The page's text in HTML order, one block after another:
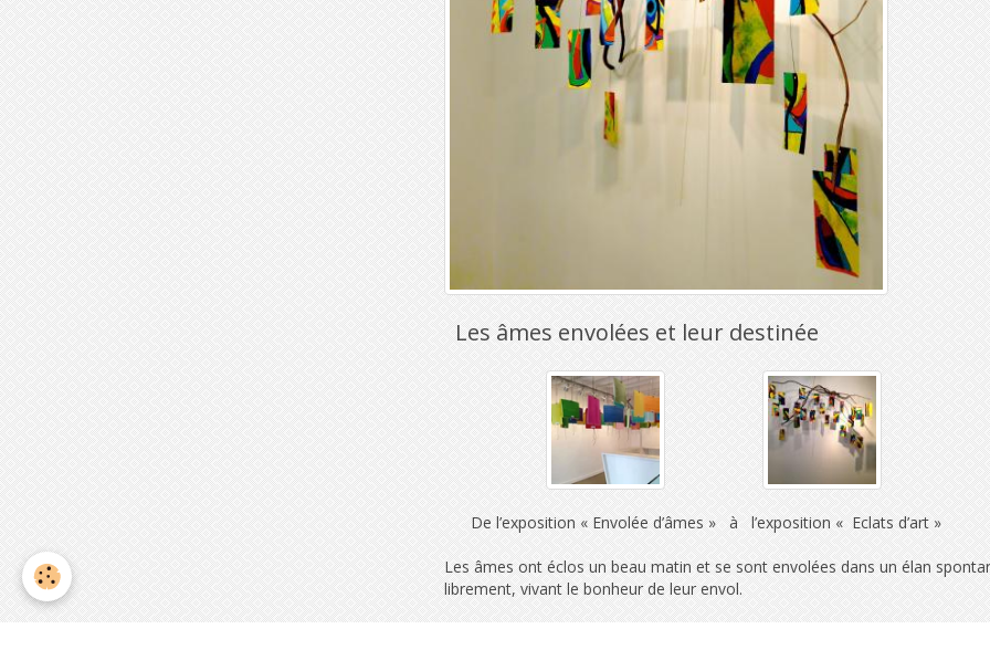
Les âmes envolées et leur destinée
De l’exposition « Envolée d’âmes » à l’exposition « Eclats d’art »
Les âmes ont éclos un beau matin et se sont envolées dans un élan
librement, vivant le bonheur de leur envol.